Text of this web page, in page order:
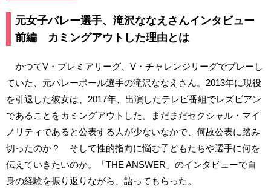
元女子バレー選手、滝沢ななえさんインタビュー
前編 カミングアウトした理由とは
かつてV・プレミアリーグ、V・チャレンジリーグでプレーし
ていた、元バレーボール選手の滝沢ななえさん。2013年に現役
を引退した彼女は、2017年、出演したテレビ番組でレズビアン
であることをカミングアウトした。まだまだセクシャル・マイ
ノリティであると公表する人が少ないなかで、何故公表に踏み
切ったのか？ そして性的指向に悩む子どもたちや選手に何を
伝えていきたいのか。「THE ANSWER」のインタビューで自
身の経験を振り返りながら、語ってもらった。